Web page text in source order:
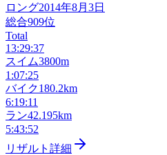
ロング2014年8月3日
総合909位
Total
13:29:37
スイム3800m
1:07:25
バイク180.2km
6:19:11
ラン42.195km
5:43:52
リザルト詳細